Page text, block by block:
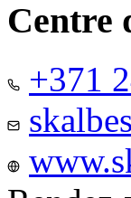
Centre
+371